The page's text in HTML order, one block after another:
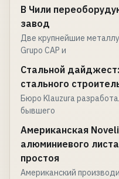
В Чили
завод
Две крупнейшие
Grupo CAP и
Стальной
стального
Бюро Klauzura
бывшего
Американская
алюминиевого
простоя
Американский